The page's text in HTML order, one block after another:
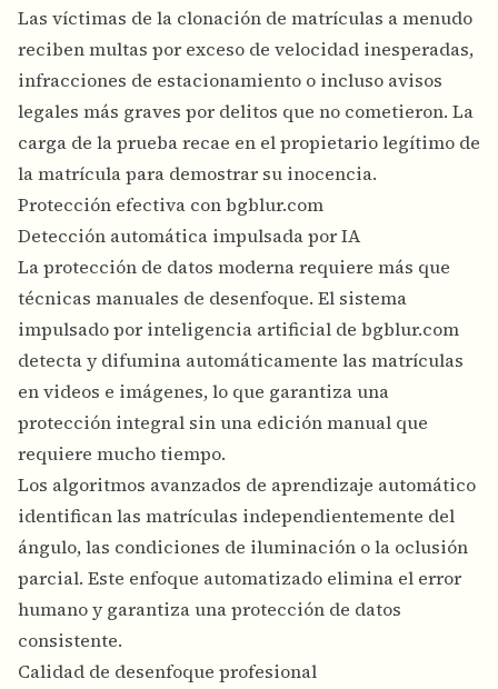
Las víctimas de la clonación de matrículas a menudo
reciben multas por exceso de velocidad inesperadas,
infracciones de estacionamiento o incluso avisos
legales más graves por delitos que no cometieron. La
carga de la prueba recae en el propietario legítimo de
la matrícula para demostrar su inocencia.
Protección efectiva con bgblur.com
Detección automática impulsada por IA
La protección de datos moderna requiere más que
técnicas manuales de desenfoque. El sistema
impulsado por inteligencia artificial de bgblur.com
detecta y difumina automáticamente las matrículas
en videos e imágenes, lo que garantiza una
protección integral sin una edición manual que
requiere mucho tiempo.
Los algoritmos avanzados de aprendizaje automático
identifican las matrículas independientemente del
ángulo, las condiciones de iluminación o la oclusión
parcial. Este enfoque automatizado elimina el error
humano y garantiza una protección de datos
consistente.
Calidad de desenfoque profesional